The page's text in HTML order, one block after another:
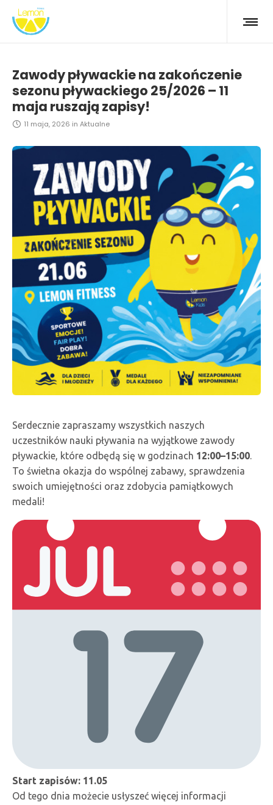
Zawody pływackie na zakończenie
sezonu pływackiego 25/2026 – 11
maja ruszają zapisy!
11 maja, 2026 in Aktualne
Serdecznie zapraszamy wszystkich naszych
uczestników nauki pływania na wyjątkowe zawody
pływackie, które odbędą się w godzinach 12:00–15:00.
To świetna okazja do wspólnej zabawy, sprawdzenia
swoich umiejętności oraz zdobycia pamiątkowych
medali!
Start zapisów: 11.05
Od tego dnia możecie usłyszeć więcej informacji